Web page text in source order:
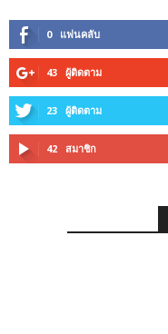
0 แฟนคลับ
43 ผู้ติดตาม
23 ผู้ติดตาม
42 สมาชิก